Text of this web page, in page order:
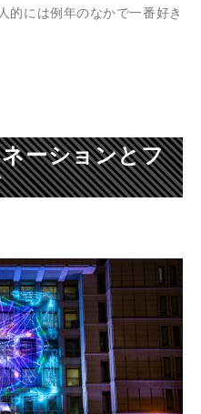
的には例年のなかで一番好き
ーションとフ